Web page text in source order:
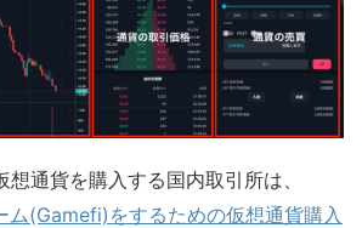
通貨を購入する国内取引所は、
ム(Gamefi)をするための仮想通貨購入